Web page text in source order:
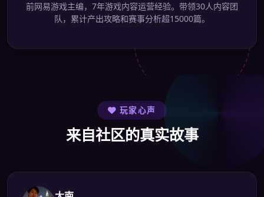
前网易游戏主编，7年游戏内容运营经验。带领30人内容团
队，累计产出攻略和赛事分析超15000篇。
玩家心声
来自社区的真实故事